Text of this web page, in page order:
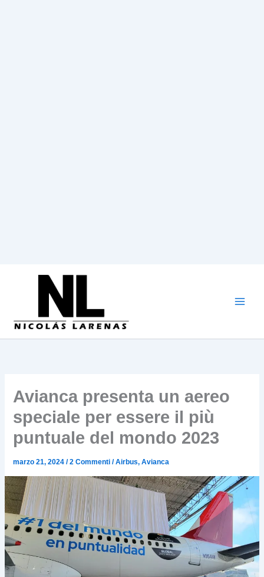
Avianca presenta un aereo
speciale per essere il più
puntuale del mondo 2023
marzo 21, 2024/2 Commenti /Airbus,Avianca